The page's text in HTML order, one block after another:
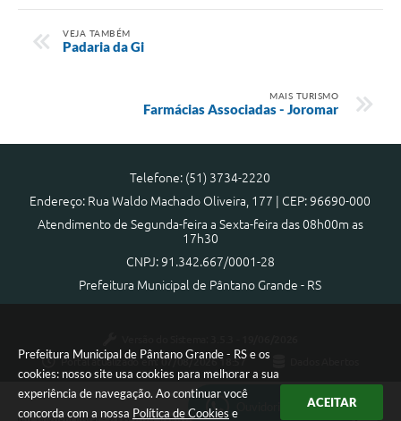
Prefeitura Municipal de Pântano Grande - RS e os
cookies: nosso site usa cookies para melhorar a sua
experiência de navegação. Ao continuar você
concorda com a nossa Política de Cookies e
ACEITAR
VEJA TAMBÉM
Padaria da Gi
MAIS TURISMO
Farmácias Associadas - Joromar
Ouvidoria Municipal
Telefone: (51) 3734-2220
Endereço: Rua Waldo Machado Oliveira, 177 | CEP: 96690-000
Atendimento de Segunda-feira a Sexta-feira das 08h00m as
17h30
CNPJ: 91.342.667/0001-28
Prefeitura Municipal de Pântano Grande - RS
Portal atualizado em:07/08/2026 18:57